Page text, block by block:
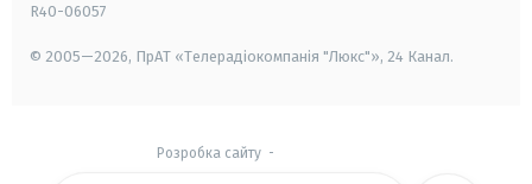
R40-06057
© 2005—2026, ПрАТ «Телерадіокомпанія "Люкс"», 24 Канал.
Розробка сайту-